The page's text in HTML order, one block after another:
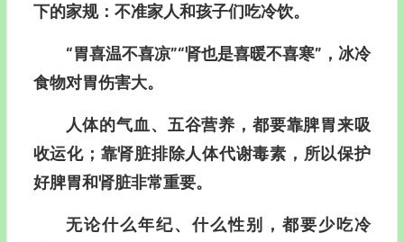
下的家规：不准家人和孩子们吃冷饮。
“胃喜温不喜凉”“肾也是喜暖不喜寒”，冰冷
食物对胃伤害大。
人体的气血、五谷营养，都要靠脾胃来吸
收运化；靠肾脏排除人体代谢毒素，所以保护
好脾胃和肾脏非常重要。
无论什么年纪、什么性别，都要少吃冷